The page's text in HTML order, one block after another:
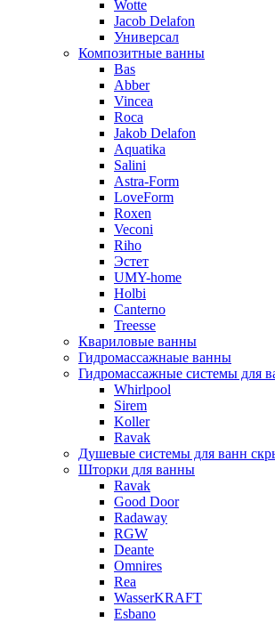
Wotte
Jacob Delafon
Универсал
Композитные ванны
Bas
Abber
Vincea
Roca
Jakob Delafon
Aquatika
Salini
Astra-Form
LoveForm
Roxen
Veconi
Riho
Эстет
UMY-home
Holbi
Canterno
Treesse
Квариловые ванны
Гидромассажнаые ванны
Гидромассажные системы для
Whirlpool
Sirem
Koller
Ravak
Душевые системы для ванн
Шторки для ванны
Ravak
Good Door
Radaway
RGW
Deante
Omnires
Rea
WasserKRAFT
Esbano